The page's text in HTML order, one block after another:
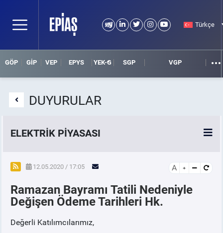
Türkçe
GÖP GİP VEP EPYS YEK-G SGP VGP
DUYURULAR
ELEKTRİK PİYASASI
SPOT ELEKTRİK PİYASALARI
ÖRNEK FİNANS BELGELERİ
VADELİ ELEKTRİK PİYASASI
12.05.2020 / 17:05 A
Ramazan Bayramı Tatili Nedeniyle
Değişen Ödeme Tarihleri Hk.
Değerli Katılımcılarımız,